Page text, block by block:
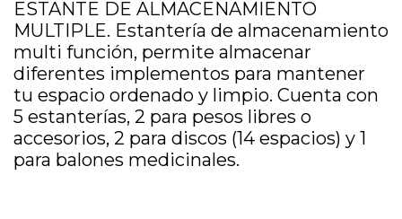
ESTANTE DE ALMACENAMIENTO
MULTIPLE. Estantería de almacenamiento
multi función, permite almacenar
diferentes implementos para mantener
tu espacio ordenado y limpio. Cuenta con
5 estanterías, 2 para pesos libres o
accesorios, 2 para discos (14 espacios) y 1
para balones medicinales.